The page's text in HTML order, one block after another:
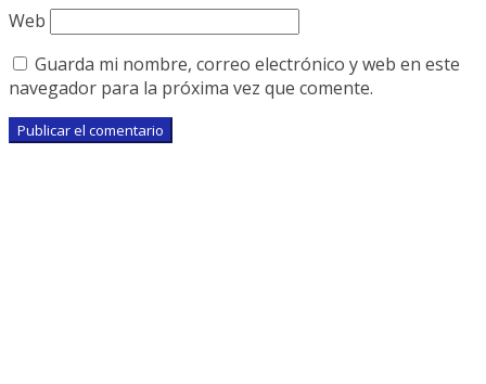
Web
Guarda mi nombre, correo electrónico y web en este
navegador para la próxima vez que comente.